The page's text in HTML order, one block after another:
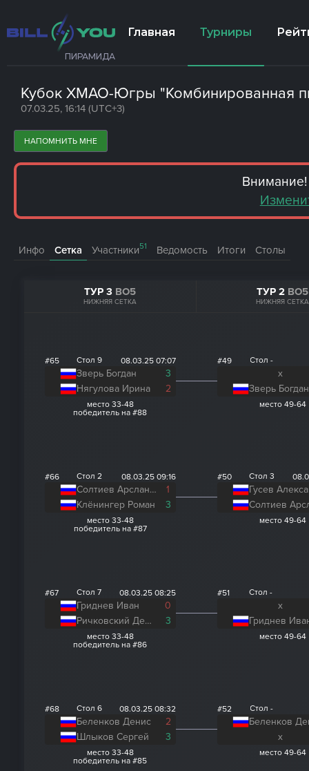
ПИРАМИДА
Главная Турниры
Кубок ХМАО-Югры "Комбинированная
07.03.25, 16:14 (UTC+3)
НАПОМНИТЬ МНЕ
Внимание!
Инфо Сетка Участники51 Ведомость Итоги Столы
ТУР 3 BO5
НИЖНЯЯ СЕТКА
#65 Стол 9 08.03.25 07:07
Зверь Богдан
3
Нягулова Ирина
2
место 33-48
победитель на #88
#66 Стол 2 08.03.25 09:16
Солтиев Арсланбек
1
Клёнингер Роман
3
место 33-48
победитель на #87
#67 Стол 7 08.03.25 08:25
Гриднев Иван
0
Ричковский Денис
3
место 33-48
победитель на #86
#68 Стол 6 08.03.25 08:32
Беленков Денис
2
Шлыков Сергей
3
место 33-48
победитель на #85
ТУР 2 BO5
НИЖНЯЯ СЕТКА
#49 Стол -
x
Зверь Богдан
место 49-64
#50 Стол 3
Гусев
место 49-64
#51 Стол -
x
Гриднев
место 49-64
#52 Стол -
Беленков
x
место 49-64